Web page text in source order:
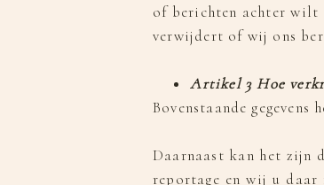
of berichten achter wilt
verwijdert of wij ons
Artikel 3 Hoe
Bovenstaande
Daarnaast kan het zijn
reportage en wij u